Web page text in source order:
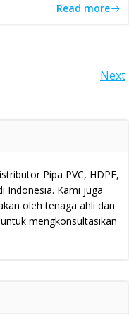
Read more
Next
Pipa PVC, HDPE,
Indonesia. Kami juga
oleh tenaga ahli dan
mengkonsultasikan